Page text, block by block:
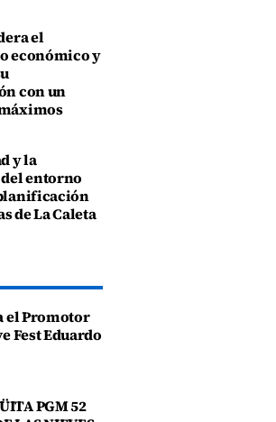
el
económico y
con un
y la
entorno
de La Caleta
el Promotor
Fest Eduardo
PGM 52